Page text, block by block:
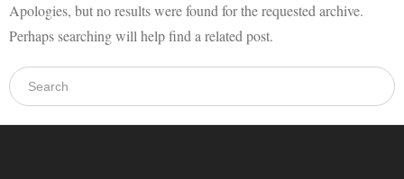
Apologies, but no results were found for the requested archive.
Perhaps searching will help find a related post.
Galeria